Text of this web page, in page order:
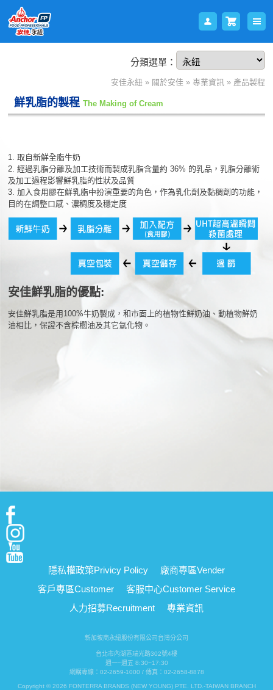
登入 車
分類選單：
安佳永紐» 關於安佳 » 專業資訊» 產品製程
鮮乳脂的製程 The Making of Cream
1. 取自新鮮全脂牛奶
2. 經過乳脂分離及加工技術而製成乳脂含量約 36% 的乳品，乳脂分離術
及加工過程影響鮮乳脂的性狀及品質
3. 加入食用膠在鮮乳脂中扮演重要的角色，作為乳化劑及黏稠劑的功能，
目的在調整口感、濃稠度及穩定度
安佳鮮乳脂的優點:
安佳鮮乳脂是用100%牛奶製成，和市面上的植物性鮮奶油、動植物鮮奶
油相比，保證不含棕櫚油及其它氫化物。
隱私權政策Privicy Policy 廠商專區Vender
客戶專區Customer 客服中心Customer Service
人力招募Recruitment 專業資訊
新加坡商永紐股份有限公司台灣分公司
台北市內湖區瑞光路302號4樓
週一~週五 8:30~17:30
網購專線：02-2659-1000 / 傳真：02-2658-8878
Copyright © 2026 FONTERRA BRANDS (NEW YOUNG) PTE. LTD.-TAIWAN BRANCH